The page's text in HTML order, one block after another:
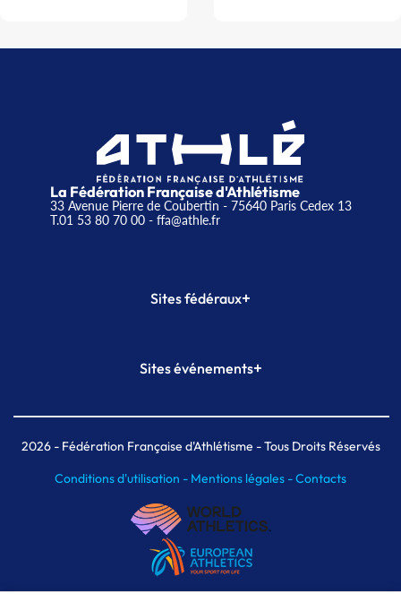
La Fédération Française d'Athlétisme
33 Avenue Pierre de Coubertin - 75640 Paris Cedex 13
T.01 53 80 70 00- ffa@athle.fr
Sites fédéraux+
Plateforme Formation
Sites événements+
Meeting de Paris indoor
MAIF Ekiden de Paris
2026- Fédération Française d'Athlétisme - Tous Droits Réservés
Conditions d'utilisation - Mentions légales -Contacts